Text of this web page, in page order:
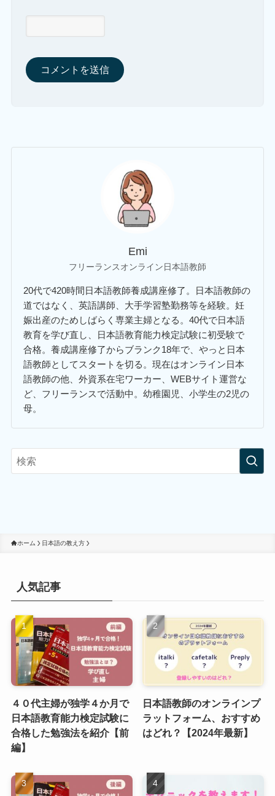
Emi
フリーランスオンライン日本語教師
20代で420時間日本語教師養成講座修了。日本語教師の
道ではなく、英語講師、大手学習塾勤務等を経験。妊
娠出産のためしばらく専業主婦となる。40代で日本語
教育を学び直し、日本語教育能力検定試験に初受験で
合格。養成講座修了からブランク18年で、やっと日本
語教師としてスタートを切る。現在はオンライン日本
語教師の他、外資系在宅ワーカー、WEBサイト運営な
ど、フリーランスで活動中。幼稚園児、小学生の2児の
母。
ホーム 日本語の教え方
人気記事
４０代主婦が独学４か月で
日本語教育能力検定試験に
合格した勉強法を紹介【前
編】
日本語教師のオンラインプ
ラットフォーム、おすすめ
はどれ？【2024年最新】